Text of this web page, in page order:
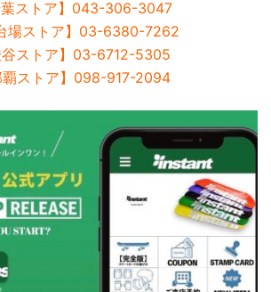
葉ストア】043-306-3047
場ストア】03-6380-7262
谷ストア】03-6712-5305
覇ストア】098-917-2094